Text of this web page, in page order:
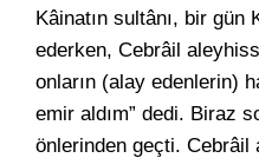
Kâinatın sultânı, bir gün
ederken, Cebrâil
onların (alay edenlerin)
emir aldım” dedi. Biraz
önlerinden geçti. Cebrâil